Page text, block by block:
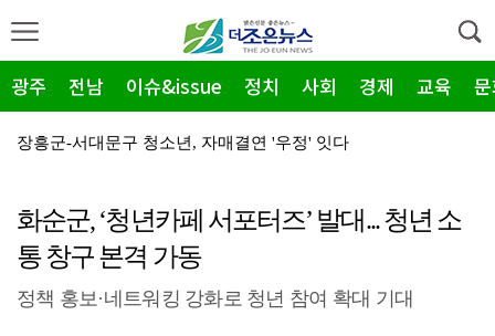
광주 전남 이슈&issue 정치 사회 경제 교육
장흥군-서대문구 청소년, 자매결연 '우정' 잇다
장흥군, 폭염·가뭄 '긴급 대책회의' 개최... "피해…
광주지방보훈청, 백범 김구 150주년: 청렴·적극행정 …
전남광주특별시, 해남 '400MW 태양광' 착공…SK하…
화순군, ‘청년카페 서포터즈’ 발대... 청년 소
통 창구 본격 가동
정책 홍보·네트워킹 강화로 청년 참여 확대 기대